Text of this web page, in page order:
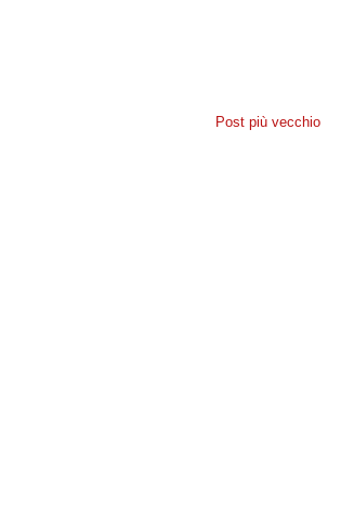
Post più vecchio